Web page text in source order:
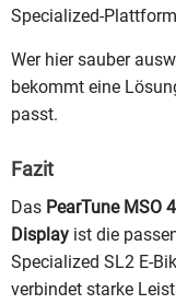
Specialized-
Wer hier sauber
bekommt eine
passt.
Fazit
Das PearTune MSO
Display ist die
Specialized SL2 E-
verbindet starke